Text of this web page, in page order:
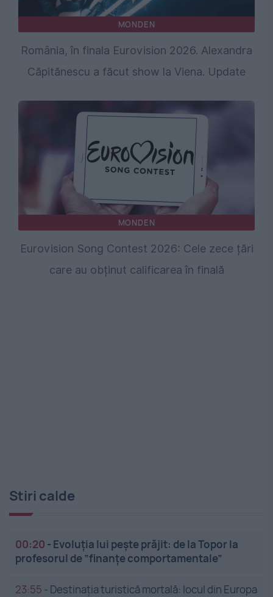
MONDEN
România, în finala Eurovision 2026. Alexandra
Căpitănescu a făcut show la Viena. Update
MONDEN
Eurovision Song Contest 2026: Cele zece țări
care au obținut calificarea în finală
Stiri calde
00:20 - Evoluția lui pește prăjit: de la Topor la
profesorul de ”finanțe comportamentale”
23:55 - Destinația turistică mortală: locul din Europa